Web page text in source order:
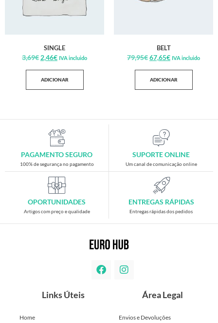
SINGLE
3,69€ 2,46€ IVA incluido
ADICIONAR
BELT
79,95€67,65€ IVA incluido
ADICIONAR
PAGAMENTO SEGURO
100% de segurança no pagamento
SUPORTE ONLINE
Um canal de comunicação online
OPORTUNIDADES
Artigos com preço e qualidade
ENTREGAS RÁPIDAS
Entregas rápidas dos pedidos
Links Úteis
Home
Área Legal
Envios e Devoluções